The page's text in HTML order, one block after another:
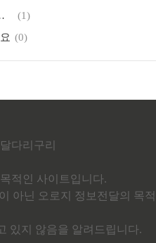
화 그 외 정리
(1)
(0)
다리구리
적인 사이트입니다.
아닌 오로지 정보전달의 목적
있지 않음을 알려드립니다.